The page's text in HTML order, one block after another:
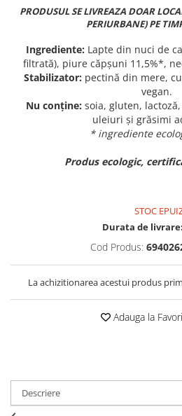
PRODUSUL SE LIVREAZA DOAR
PERIURBANE) PE
Ingrediente: Lapte din nuci de
filtrată), piure căpșuni 11,5%*,
Stabilizator: pectină din mere,
vegan.
Nu conține: soia, gluten,
uleiuri și grăsimi
* ingrediente
Produs ecologic,
STOC
Durata de livrare:
Cod Produs:
La achizitionarea acestui produs
Adauga la
Descriere